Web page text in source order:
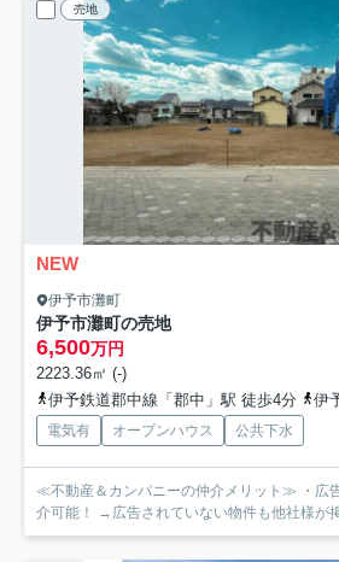
売地
NEW
伊予市灘町
伊予市灘町の売地
6,500万円
2223.36㎡ (-)
伊予鉄道郡中線「郡中」駅 徒歩4分
伊予
電気有 オープンハウス 公共下水
≪不動産＆カンパニーの仲介メリット≫ ・広
介可能！ →広告されていない物件も他社様が